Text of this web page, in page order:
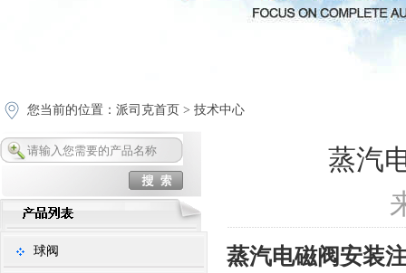
您当前的位置： 派司克首页 > 技术中心
球阀
蒸汽
蒸汽电磁阀安装